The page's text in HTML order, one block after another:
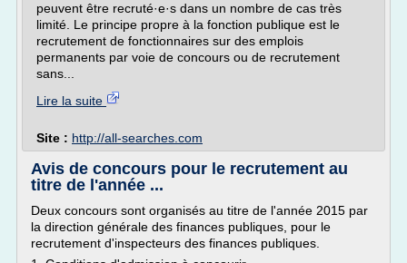
peuvent être recruté·e·s dans un nombre de cas très
limité. Le principe propre à la fonction publique est le
recrutement de fonctionnaires sur des emplois
permanents par voie de concours ou de recrutement
sans...
Lire la suite
Site : http://all-searches.com
Avis de concours pour le recrutement au
titre de l'année ...
Deux concours sont organisés au titre de l'année 2015 par
la direction générale des finances publiques, pour le
recrutement d'inspecteurs des finances publiques.